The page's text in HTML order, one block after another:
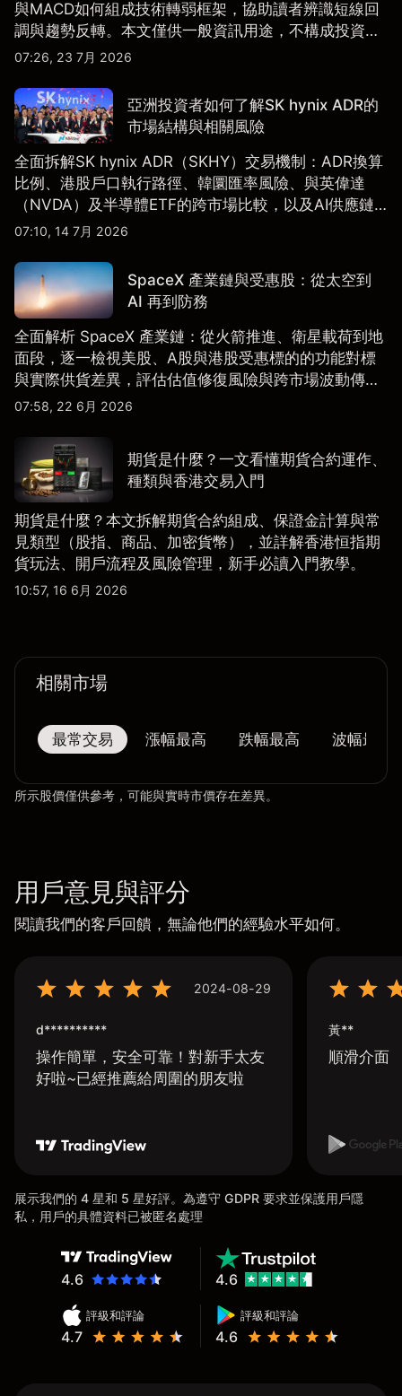
與MACD如何組成技術轉弱框架，協助讀者辨識短線回
調與趨勢反轉。本文僅供一般資訊用途，不構成投資研
究、投資建議或任何交易推薦。
07:26, 23 7月 2026
亞洲投資者如何了解SK hynix ADR的
市場結構與相關風險
全面拆解SK hynix ADR（SKHY）交易機制：ADR換算
比例、港股戶口執行路徑、韓圜匯率風險、與英偉達
（NVDA）及半導體ETF的跨市場比較，以及AI供應鏈
配置框架，適合香港及亞洲投資者參考。
07:10, 14 7月 2026
SpaceX 產業鏈與受惠股：從太空到
AI 再到防務
全面解析 SpaceX 產業鏈：從火箭推進、衛星載荷到地
面段，逐一檢視美股、A股與港股受惠標的的功能對標
與實際供貨差異，評估估值修復風險與跨市場波動傳
導。
07:58, 22 6月 2026
期貨是什麼？一文看懂期貨合約運作、
種類與香港交易入門
期貨是什麼？本文拆解期貨合約組成、保證金計算與常
見類型（股指、商品、加密貨幣），並詳解香港恒指期
貨玩法、開戶流程及風險管理，新手必讀入門教學。
10:57, 16 6月 2026
相關市場
最常交易 漲幅最高 跌幅最高 波幅最大
所示股價僅供參考，可能與實時市價存在差異。
用戶意見與評分
閱讀我們的客戶回饋，無論他們的經驗水平如何。
2024-08-29
d**********
操作簡單，安全可靠！對新手太友
好啦~已經推薦給周圍的朋友啦
黃**
順滑介面
展示我們的 4 星和 5 星好評。為遵守 GDPR 要求並保護用戶隱
私，用戶的具體資料已被匿名處理
4.6
評級和評論
4.7
評級和評論
4.6
4.6